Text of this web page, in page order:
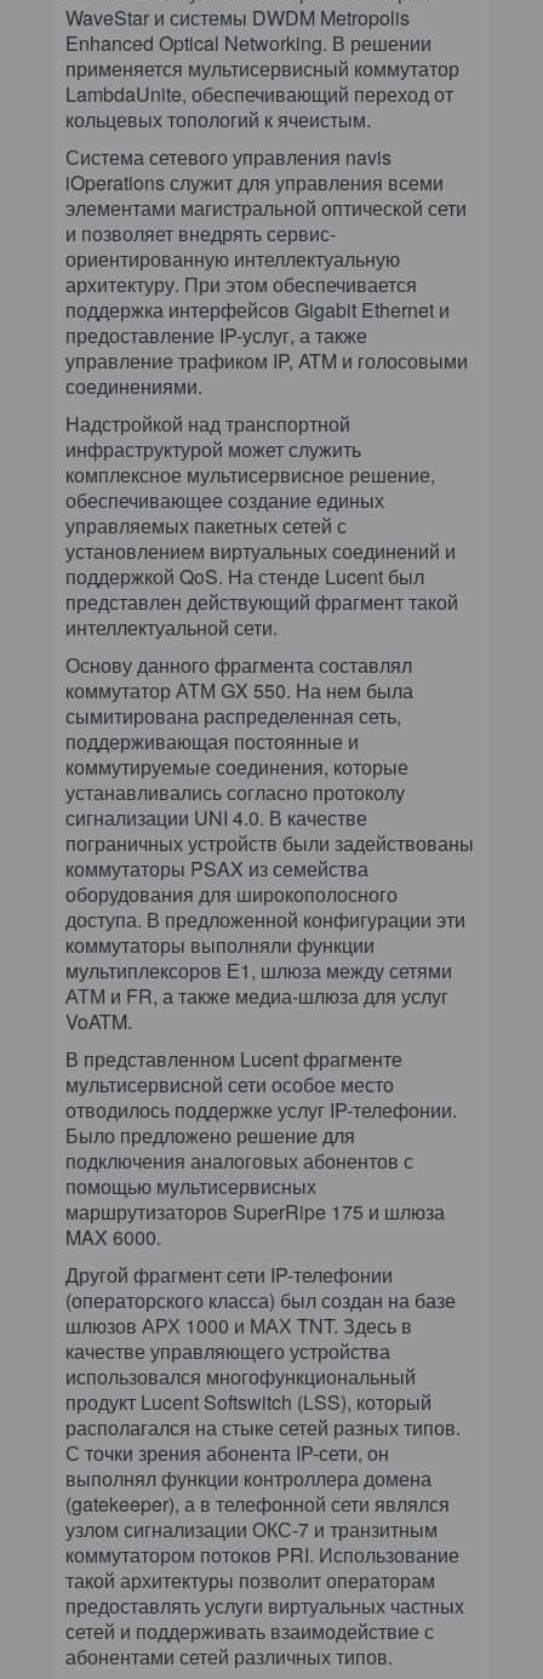
WaveStar и системы DWDM Metropolis
Enhanced Optical Networking. В решении
применяется мультисервисный коммутатор
LambdaUnite, обеспечивающий переход от
кольцевых топологий к ячеистым.
Система сетевого управления navis
iOperations служит для управления всеми
элементами магистральной оптической сети
и позволяет внедрять сервис-
ориентированную интеллектуальную
архитектуру. При этом обеспечивается
поддержка интерфейсов Gigabit Ethernet и
предоставление IP-услуг, а также
управление трафиком IP, ATM и голосовыми
соединениями.
Надстройкой над транспортной
инфраструктурой может служить
комплексное мультисервисное решение,
обеспечивающее создание единых
управляемых пакетных сетей с
установлением виртуальных соединений и
поддержкой QoS. На стенде Lucent был
представлен действующий фрагмент такой
интеллектуальной сети.
Основу данного фрагмента составлял
коммутатор АТМ GX 550. На нем была
сымитирована распределенная сеть,
поддерживающая постоянные и
коммутируемые соединения, которые
устанавливались согласно протоколу
сигнализации UNI 4.0. В качестве
пограничных устройств были задействованы
коммутаторы PSAX из семейства
оборудования для широкополосного
доступа. В предложенной конфигурации эти
коммутаторы выполняли функции
мультиплексоров Е1, шлюза между сетями
АТМ и FR, а также медиа-шлюза для услуг
VoATM.
В представленном Lucent фрагменте
мультисервисной сети особое место
отводилось поддержке услуг IP-телефонии.
Было предложено решение для
подключения аналоговых абонентов с
помощью мультисервисных
маршрутизаторов SuperRipe 175 и шлюза
MAX 6000.
Другой фрагмент сети IP-телефонии
(операторского класса) был создан на базе
шлюзов АРХ 1000 и МАХ TNT. Здесь в
качестве управляющего устройства
использовался многофункциональный
продукт Lucent Softswitch (LSS), который
располагался на стыке сетей разных типов.
С точки зрения абонента IP-сети, он
выполнял функции контроллера домена
(gatekeeper), а в телефонной сети являлся
узлом сигнализации ОКС-7 и транзитным
коммутатором потоков PRI. Использование
такой архитектуры позволит операторам
предоставлять услуги виртуальных частных
сетей и поддерживать взаимодействие с
абонентами сетей различных типов.